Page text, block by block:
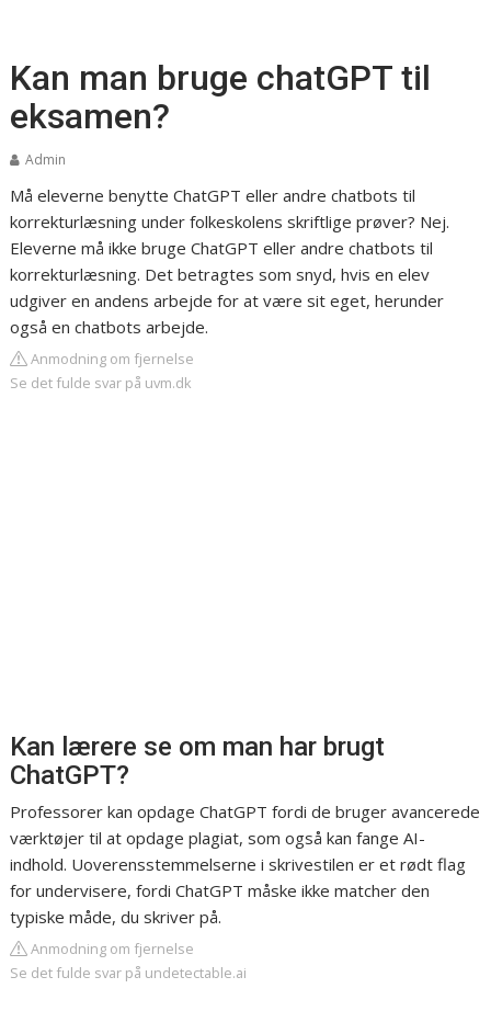
Kan man bruge chatGPT til
eksamen?
Admin
Må eleverne benytte ChatGPT eller andre chatbots til
korrekturlæsning under folkeskolens skriftlige prøver? Nej.
Eleverne må ikke bruge ChatGPT eller andre chatbots til
korrekturlæsning. Det betragtes som snyd, hvis en elev
udgiver en andens arbejde for at være sit eget, herunder
også en chatbots arbejde.
Anmodning om fjernelse
Se det fulde svar på uvm.dk
Kan lærere se om man har brugt
ChatGPT?
Professorer kan opdage ChatGPT fordi de bruger avancerede
værktøjer til at opdage plagiat, som også kan fange AI-
indhold. Uoverensstemmelserne i skrivestilen er et rødt flag
for undervisere, fordi ChatGPT måske ikke matcher den
typiske måde, du skriver på.
Anmodning om fjernelse
Se det fulde svar på undetectable.ai